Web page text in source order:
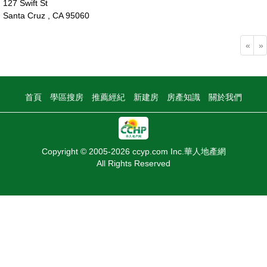
127 Swift St
Santa Cruz , CA 95060
« »
首頁 學區搜房 推薦經紀 新建房 房產知識 關於我們
Copyright © 2005-2026 ccyp.com Inc.華人地產網
All Rights Reserved